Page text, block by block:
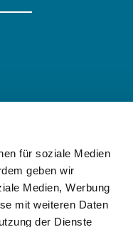
für soziale Medien
geben wir
Medien, Werbung
mit weiteren Daten
der Dienste